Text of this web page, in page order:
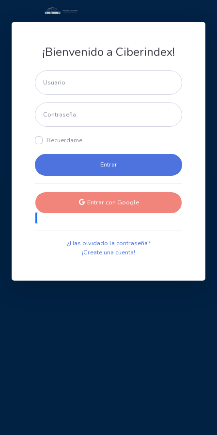
¡Bienvenido a Ciberindex!
Recuerdame
Entrar con Google
¿Has olvidado la contraseña?
¡Create una cuenta!